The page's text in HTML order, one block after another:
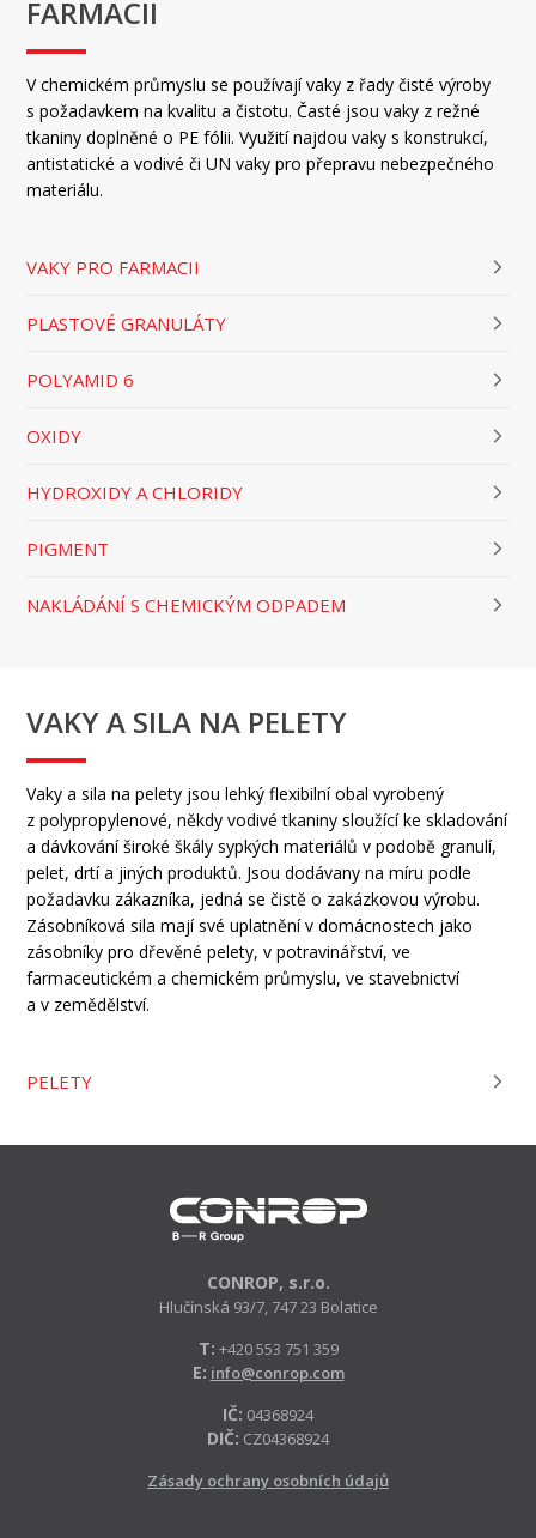
FARMACII
V chemickém průmyslu se používají vaky z řady čisté výroby
s požadavkem na kvalitu a čistotu. Časté jsou vaky z režné
tkaniny doplněné o PE fólii. Využití najdou vaky s konstrukcí,
antistatické a vodivé či UN vaky pro přepravu nebezpečného
materiálu.
VAKY PRO FARMACII
PLASTOVÉ GRANULÁTY
POLYAMID 6
OXIDY
HYDROXIDY A CHLORIDY
PIGMENT
NAKLÁDÁNÍ S CHEMICKÝM ODPADEM
VAKY A SILA NA PELETY
Vaky a sila na pelety jsou lehký flexibilní obal vyrobený
z polypropylenové, někdy vodivé tkaniny sloužící ke skladování
a dávkování široké škály sypkých materiálů v podobě granulí,
pelet, drtí a jiných produktů. Jsou dodávany na míru podle
požadavku zákazníka, jedná se čistě o zakázkovou výrobu.
Zásobníková sila mají své uplatnění v domácnostech jako
zásobníky pro dřevěné pelety, v potravinářství, ve
farmaceutickém a chemickém průmyslu, ve stavebnictví
a v zemědělství.
PELETY
CONROP, s.r.o.
Hlučínská 93/7, 747 23 Bolatice
T: +420 553 751 359
E: info@conrop.com
IČ: 04368924
DIČ: CZ04368924
Zásady ochrany osobních údajů